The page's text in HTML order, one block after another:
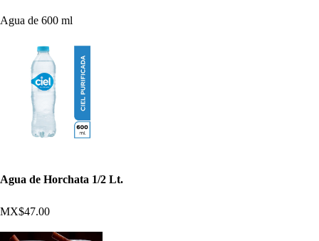
Agua de 600 ml
Agua de Horchata 1/2 Lt.
MX$47.00